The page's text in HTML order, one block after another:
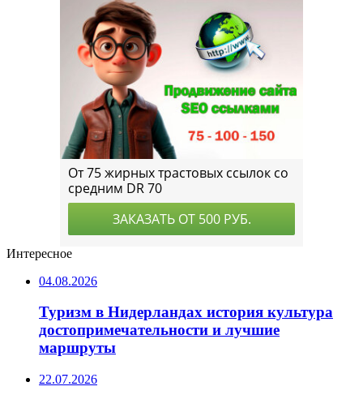
Интересное
04.08.2026
Туризм в Нидерландах история культура
достопримечательности и лучшие
маршруты
22.07.2026